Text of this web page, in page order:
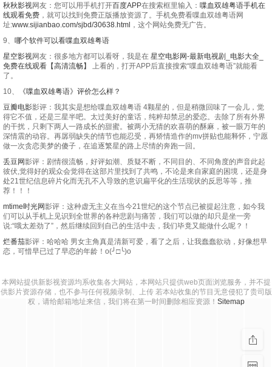
秋秋影视网友：您可以用手机打开百度APP在搜索框里输入： 喋血双雄粤语手机在
线观看免费 ，就可以找到免费正版播放资源了。手机免费看喋血双雄粤语网
址:www.sijianbao.com/sjbd/30638.html ，这个网站免费无广告。
9、 哪个软件可以看喋血双雄粤语
星空影视网友：很多地方都可以看呀，我是在 星空电影网-最新电视剧_电影大全_
免费在线观看【高清流畅】
上看的，打开APP后直接搜索“喋血双雄粤语”就能看
了。
10、
《喋血双雄粤语》评价怎么样？
豆瓣电影影评：我其实是想给喋血双雄粤语 4颗星的，但是稍微回味了一会儿，觉
得它不值，还是三星半吧。太过美好的童话，纯粹却禁忌的爱恋。去除了所有外界
的干扰，只剩下两人一路成长的甜蜜。被两小无猜的欢喜萌的酥麻，被一眼万年的
深情震的动容。再孱弱缺失的情节也能忍受，再矫情造作的mv拼贴也能释怀，宁愿
做一次贪恋美梦的傻子，在追逐繁星的路上尽情的奔跑一回。
丢豆网影评：剧情很流畅，好评如潮、质疑不断，不同目的、不同角度的声音此起
彼伏,觉得好的观众会觉得在这部片里找到了共鸣，不论是来自家庭的困境，还是身
处21世纪信息碎片化而无孔不入导致的意识扁平化的生活现状的反思等等，推
荐！！！
mtime时光网影评：这种虚无主义在当今21世纪的这个节点已被提起注意，如今我
们可以从手机上见识到全世界的各种悲剧与痛苦，我们可以做的却只是坐一旁
说:“哦太差劲了”，然后继续回到自己的生活中去，我们毕竟又能做什么呢？！
烂番茄影评：哈哈哈 男女主角真是清新可爱，看了之后，让我蠢蠢欲动，好像想早
恋，可惜早已过了早恋的年龄！o(╯□╰)o
本网站提供新影视资源均系收集各大网站，本网站只提供web页面浏览服务，并不提
供影片资源存储，也不参与任何视频录制、上传 若本站收集的节目无意侵犯了贵司版
权，请给邮箱地址来信，我们将在第一时间删除相应资源！ Sitemap